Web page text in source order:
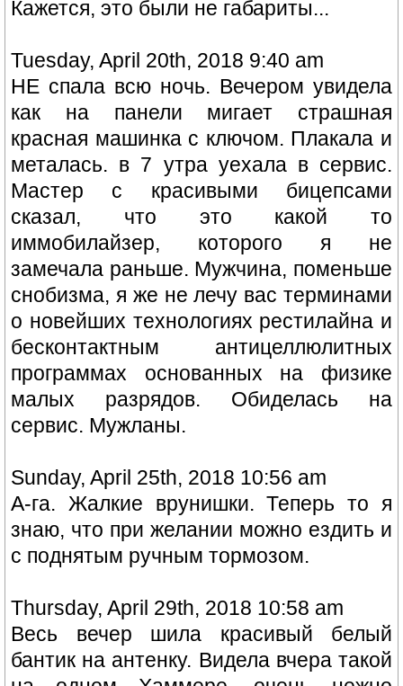
Кажется, это были не габариты...
Tuesday, April 20th, 2018 9:40 am
НЕ спала всю ночь. Вечером увидела
как на панели мигает страшная
красная машинка с ключом. Плакала и
металась. в 7 утра уехала в сервис.
Мастер с красивыми бицепсами
сказал, что это какой то
иммобилайзер, которого я не
замечала раньше. Мужчина, поменьше
снобизма, я же не лечу вас терминами
о новейших технологиях рестилайна и
бесконтактным антицеллюлитных
программах основанных на физике
малых разрядов. Обиделась на
сервис. Мужланы.
Sunday, April 25th, 2018 10:56 am
А-га. Жалкие врунишки. Теперь то я
знаю, что при желании можно ездить и
с поднятым ручным тормозом.
Thursday, April 29th, 2018 10:58 am
Весь вечер шила красивый белый
бантик на антенку. Видела вчера такой